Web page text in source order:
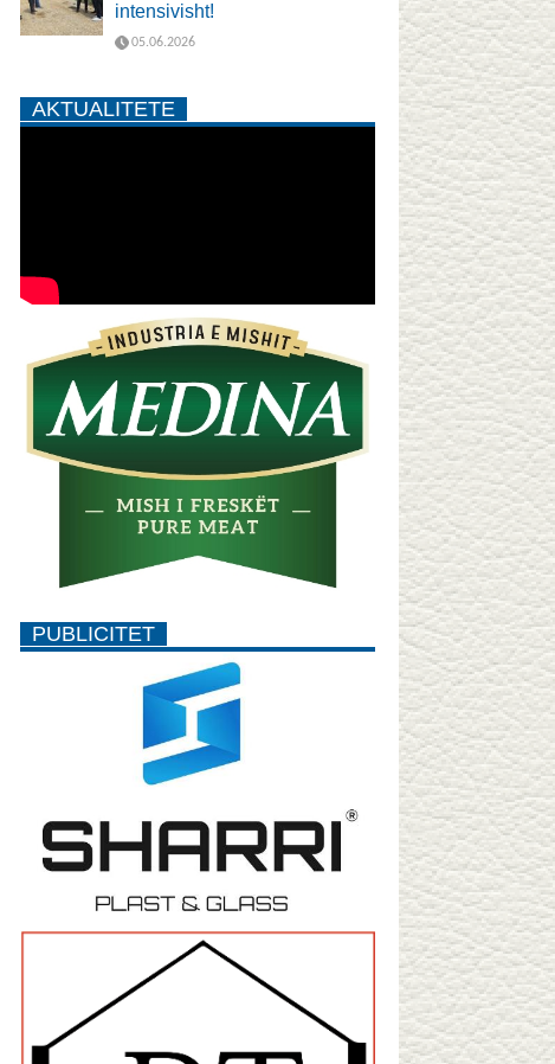
intensivisht!
05.06.2026
AKTUALITETE
PUBLICITET